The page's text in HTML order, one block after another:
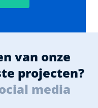
van onze
projecten?
media